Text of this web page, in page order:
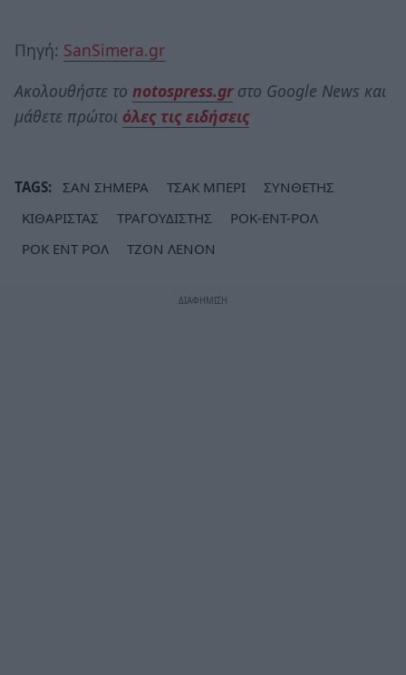
Πηγή: SanSimera.gr
Ακολουθήστε το notospress.grστο Google News και
μάθετε πρώτοι όλες τις ειδήσεις
TAGS: ΣΑΝ ΣΗΜΕΡΑ ΤΣΑΚ ΜΠΕΡΙ
ΣΥΝΘΕΤΗΣ
ΚΙΘΑΡΙΣΤΑΣ
ΤΡΑΓΟΥΔΙΣΤΗΣ
ΡΟΚ-ΕΝΤ-ΡΟΛ
ΡΟΚ ΕΝΤ ΡΟΛ
ΤΖΟΝ ΛΕΝΟΝ